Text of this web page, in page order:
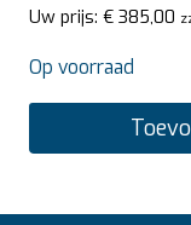
Uw prijs: € 385,00
Op voorraad